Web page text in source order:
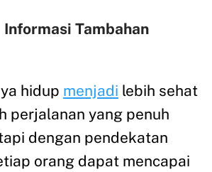
Informasi Tambahan
hidup menjadi lebih sehat
perjalanan yang penuh
dengan pendekatan
orang dapat mencapai